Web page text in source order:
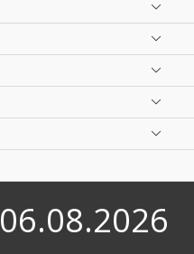
06.08.2026